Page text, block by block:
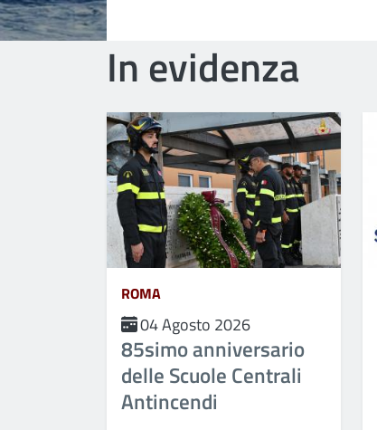
In evidenza
ROMA
04 Agosto 2026
85simo anniversario
delle Scuole Centrali
Antincendi